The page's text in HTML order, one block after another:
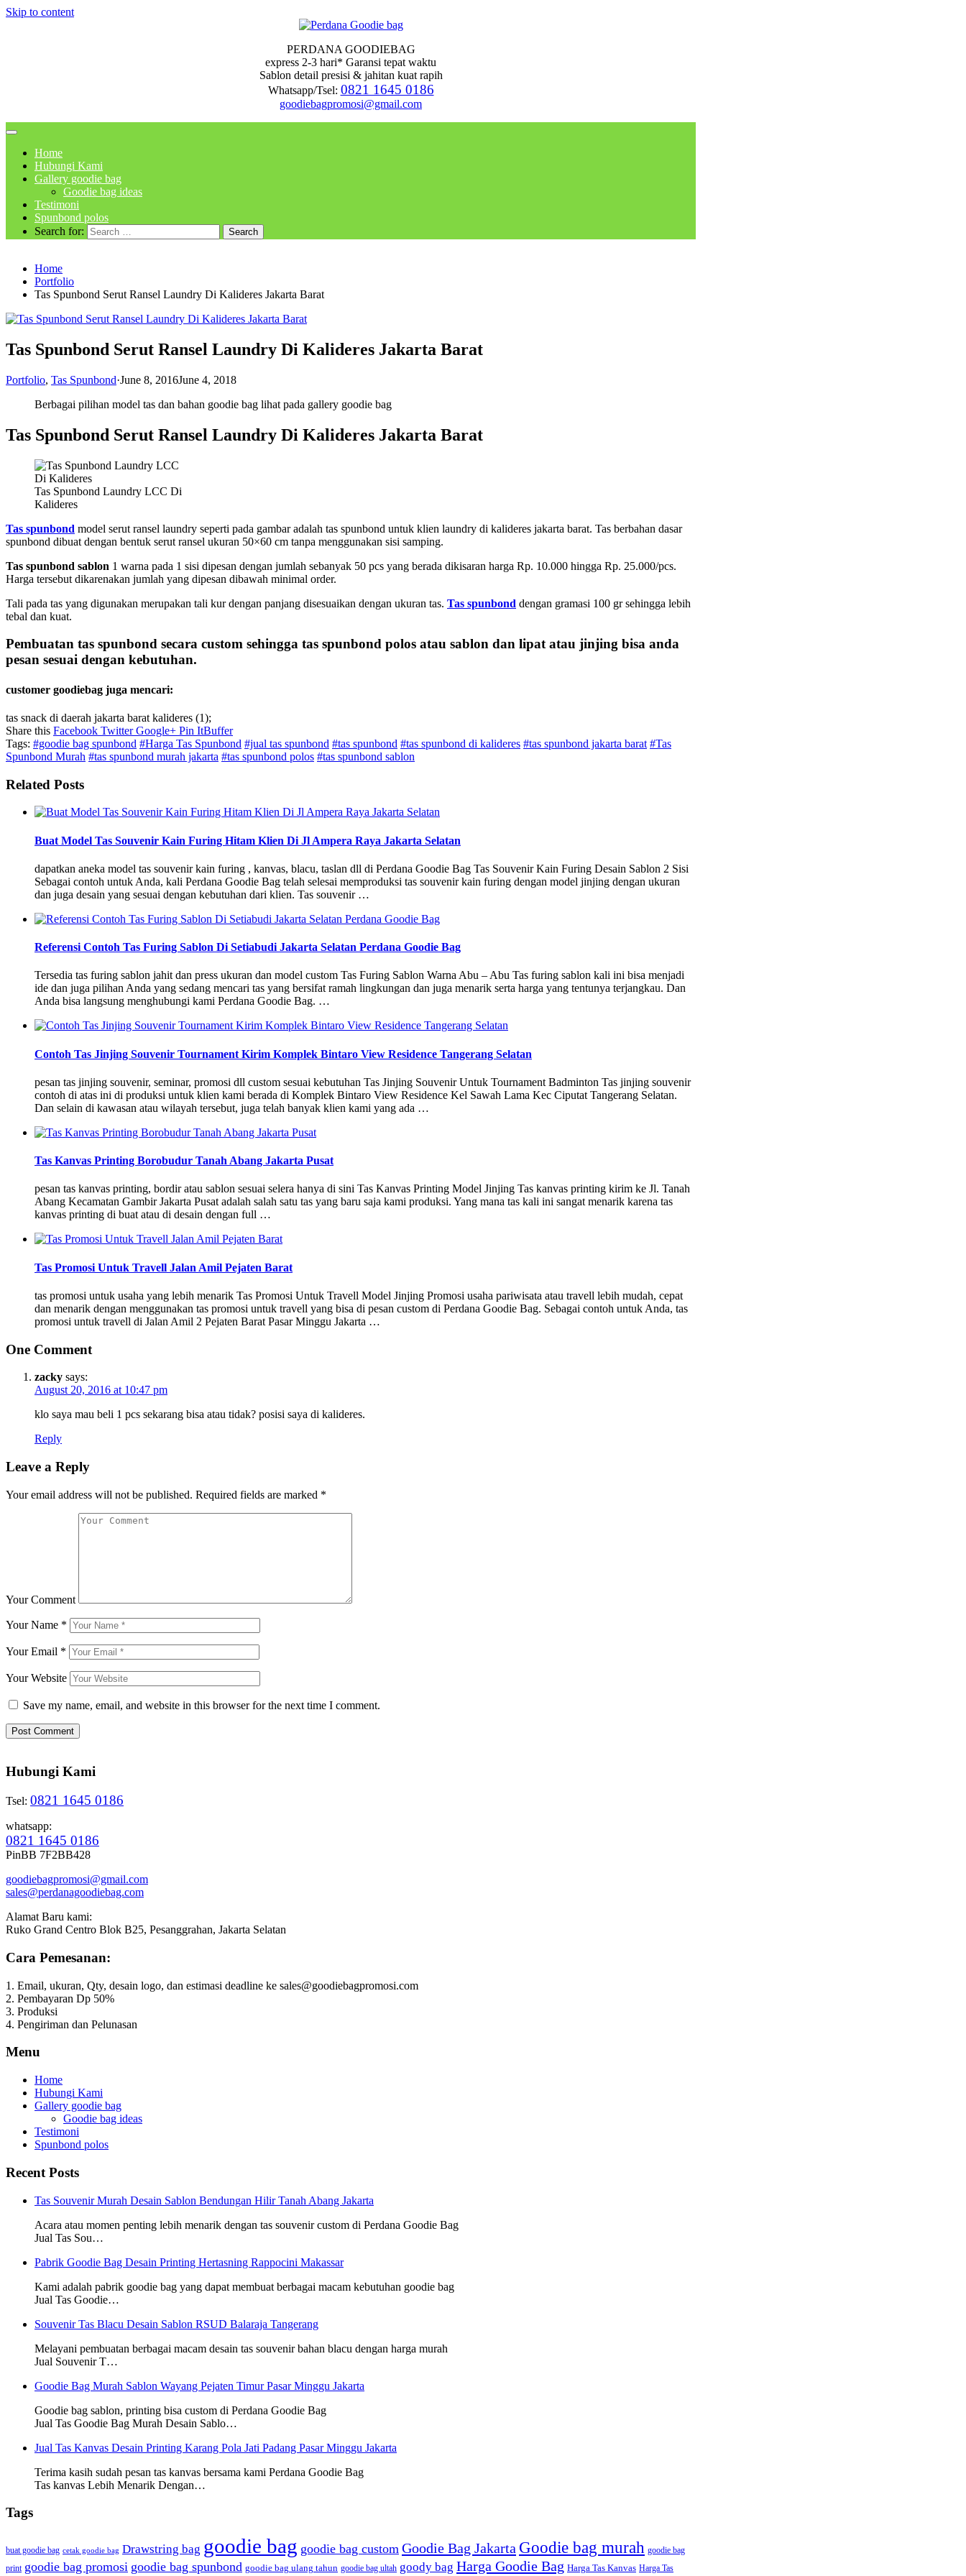
Skip to content
PERDANA GOODIEBAG
express 2-3 hari* Garansi tepat waktu
Sablon detail presisi & jahitan kuat rapih
Whatsapp/Tsel: 0821 1645 0186
goodiebagpromosi@gmail.com
Home
Hubungi Kami
Gallery goodie bag
Goodie bag ideas
Testimoni
Spunbond polos
Search for:
Home
Portfolio
Tas Spunbond Serut Ransel Laundry Di Kalideres Jakarta Barat
Tas Spunbond Serut Ransel Laundry Di Kalideres Jakarta Barat
Portfolio, Tas Spunbond·June 8, 2016June 4, 2018
Berbagai pilihan model tas dan bahan goodie bag lihat pada gallery goodie bag
Tas Spunbond Serut Ransel Laundry Di Kalideres Jakarta Barat
Tas Spunbond Laundry LCC Di
Kalideres
Tas spunbond model serut ransel laundry seperti pada gambar adalah tas spunbond untuk klien laundry di kalideres jakarta barat. Tas berbahan dasar
spunbond dibuat dengan bentuk serut ransel ukuran 50×60 cm tanpa menggunakan sisi samping.
Tas spunbond sablon 1 warna pada 1 sisi dipesan dengan jumlah sebanyak 50 pcs yang berada dikisaran harga Rp. 10.000 hingga Rp. 25.000/pcs.
Harga tersebut dikarenakan jumlah yang dipesan dibawah minimal order.
Tali pada tas yang digunakan merupakan tali kur dengan panjang disesuaikan dengan ukuran tas. Tas spunbond dengan gramasi 100 gr sehingga lebih
tebal dan kuat.
Pembuatan tas spunbond secara custom sehingga tas spunbond polos atau sablon dan lipat atau jinjing bisa anda
pesan sesuai dengan kebutuhan.
customer goodiebag juga mencari:
tas snack di daerah jakarta barat kalideres (1);
Share this Facebook TwitterGoogle+ Pin ItBuffer
Tags: #goodie bag spunbond #Harga Tas Spunbond #jual tas spunbond #tas spunbond #tas spunbond di kalideres #tas spunbond jakarta barat #Tas
Spunbond Murah #tas spunbond murah jakarta #tas spunbond polos #tas spunbond sablon
Related Posts
Buat Model Tas Souvenir Kain Furing Hitam Klien Di Jl Ampera Raya Jakarta Selatan
dapatkan aneka model tas souvenir kain furing , kanvas, blacu, taslan dll di Perdana Goodie Bag Tas Souvenir Kain Furing Desain Sablon 2 Sisi
Sebagai contoh untuk Anda, kali Perdana Goodie Bag telah selesai memproduksi tas souvenir kain furing dengan model jinjing dengan ukuran
dan juga desain yang sesuai dengan kebutuhan dari klien. Tas souvenir …
Referensi Contoh Tas Furing Sablon Di Setiabudi Jakarta Selatan Perdana Goodie Bag
Tersedia tas furing sablon jahit dan press ukuran dan model custom Tas Furing Sablon Warna Abu – Abu Tas furing sablon kali ini bisa menjadi
ide dan juga pilihan Anda yang sedang mencari tas yang bersifat ramah lingkungan dan juga menarik serta harga yang tentunya terjangkau. Dan
Anda bisa langsung menghubungi kami Perdana Goodie Bag. …
Contoh Tas Jinjing Souvenir Tournament Kirim Komplek Bintaro View Residence Tangerang Selatan
pesan tas jinjing souvenir, seminar, promosi dll custom sesuai kebutuhan Tas Jinjing Souvenir Untuk Tournament Badminton Tas jinjing souvenir
contoh di atas ini di produksi untuk klien kami berada di Komplek Bintaro View Residence Kel Sawah Lama Kec Ciputat Tangerang Selatan.
Dan selain di kawasan atau wilayah tersebut, juga telah banyak klien kami yang ada …
Tas Kanvas Printing Borobudur Tanah Abang Jakarta Pusat
pesan tas kanvas printing, bordir atau sablon sesuai selera hanya di sini Tas Kanvas Printing Model Jinjing Tas kanvas printing kirim ke Jl. Tanah
Abang Kecamatan Gambir Jakarta Pusat adalah salah satu tas yang baru saja kami produksi. Yang mana tas kali ini sangat menarik karena tas
kanvas printing di buat atau di desain dengan full …
Tas Promosi Untuk Travell Jalan Amil Pejaten Barat
tas promosi untuk usaha yang lebih menarik Tas Promosi Untuk Travell Model Jinjing Promosi usaha pariwisata atau travell lebih mudah, cepat
dan menarik dengan menggunakan tas promosi untuk travell yang bisa di pesan custom di Perdana Goodie Bag. Sebagai contoh untuk Anda, tas
promosi untuk travell di Jalan Amil 2 Pejaten Barat Pasar Minggu Jakarta …
One Comment
zacky says:
August 20, 2016 at 10:47 pm
klo saya mau beli 1 pcs sekarang bisa atau tidak? posisi saya di kalideres.
Reply
Leave a Reply
Your email address will not be published. Required fields are marked *
Your Comment
Your Name *
Your Email *
Your Website
Save my name, email, and website in this browser for the next time I comment.
Hubungi Kami
Tsel: 0821 1645 0186
whatsapp:
0821 1645 0186
PinBB 7F2BB428
goodiebagpromosi@gmail.com
sales@perdanagoodiebag.com
Alamat Baru kami:
Ruko Grand Centro Blok B25, Pesanggrahan, Jakarta Selatan
Cara Pemesanan:
1. Email, ukuran, Qty, desain logo, dan estimasi deadline ke sales@goodiebagpromosi.com
2. Pembayaran Dp 50%
3. Produksi
4. Pengiriman dan Pelunasan
Menu
Home
Hubungi Kami
Gallery goodie bag
Goodie bag ideas
Testimoni
Spunbond polos
Recent Posts
Tas Souvenir Murah Desain Sablon Bendungan Hilir Tanah Abang Jakarta
Acara atau momen penting lebih menarik dengan tas souvenir custom di Perdana Goodie Bag
Jual Tas Sou…
Pabrik Goodie Bag Desain Printing Hertasning Rappocini Makassar
Kami adalah pabrik goodie bag yang dapat membuat berbagai macam kebutuhan goodie bag
Jual Tas Goodie…
Souvenir Tas Blacu Desain Sablon RSUD Balaraja Tangerang
Melayani pembuatan berbagai macam desain tas souvenir bahan blacu dengan harga murah
Jual Souvenir T…
Goodie Bag Murah Sablon Wayang Pejaten Timur Pasar Minggu Jakarta
Goodie bag sablon, printing bisa custom di Perdana Goodie Bag
Jual Tas Goodie Bag Murah Desain Sablo…
Jual Tas Kanvas Desain Printing Karang Pola Jati Padang Pasar Minggu Jakarta
Terima kasih sudah pesan tas kanvas bersama kami Perdana Goodie Bag
Tas kanvas Lebih Menarik Dengan…
Tags
buat goodie bag cetak goodie bag Drawstring bag goodie bag goodie bag custom Goodie Bag Jakarta Goodie bag murah goodie bag
print goodie bag promosi goodie bag spunbond goodie bag ulang tahun goodie bag ultah goody bag Harga Goodie Bag Harga Tas Kanvas Harga Tas